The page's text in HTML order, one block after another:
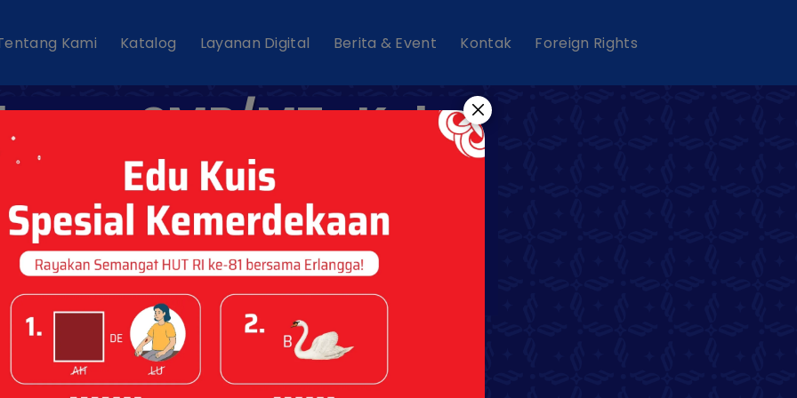
Kami Katalog Layanan Digital Berita & Event Kontak Foreign Rights
SMP/MTs Kelas
Kurikulum Merdeka
Pembelajaran
Mendalam